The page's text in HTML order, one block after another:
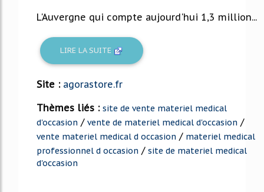
L'Auvergne qui compte aujourd'hui 1,3 million...
LIRE LA SUITE
Site : agorastore.fr
Thèmes liés : site de vente materiel medical
d'occasion / vente de materiel medical d'occasion /
vente materiel medical d occasion / materiel medical
professionnel d occasion / site de materiel medical
d'occasion